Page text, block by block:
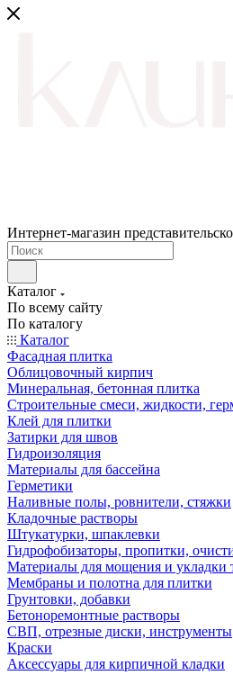
Интернет-магазин
Каталог
По всему сайту
По каталогу
Каталог
Фасадная плитка
Облицовочный кирпич
Минеральная, бетонная плитка
Строительные смеси, жидкости,
Клей для плитки
Затирки для швов
Гидроизоляция
Материалы для бассейна
Герметики
Наливные полы, ровнители, стяжки
Кладочные растворы
Штукатурки, шпаклевки
Гидрофобизаторы, пропитки,
Материалы для мощения и укладки
Мембраны и полотна для плитки
Грунтовки, добавки
Бетоноремонтные растворы
СВП, отрезные диски, инструменты
Краски
Аксессуары для кирпичной кладки